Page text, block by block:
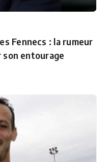
Fennecs : la rumeur
son entourage